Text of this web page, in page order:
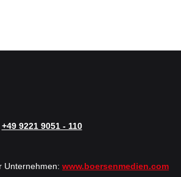
+49 9221 9051 - 110
Unternehmen: www.boersenmedien.com